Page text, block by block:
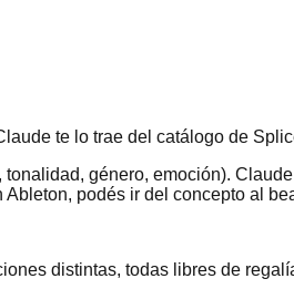
te lo trae del catálogo de
género, emoción).
podés ir del concepto al
distintas, todas libres de